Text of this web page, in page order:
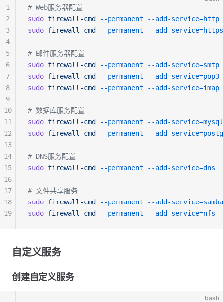
# Web服务器配置
sudo firewall-cmd --permanent --add-service=http
sudo firewall-cmd --permanent --add-service=https
# 邮件服务器配置
sudo firewall-cmd --permanent --add-service=smtp
sudo firewall-cmd --permanent --add-service=pop3
sudo firewall-cmd --permanent --add-service=imap
# 数据库服务配置
sudo firewall-cmd --permanent --add-service=mysql
sudo firewall-cmd --permanent --add-
# DNS服务配置
sudo firewall-cmd --permanent --add-service=dns
# 文件共享服务
sudo firewall-cmd --permanent --add-service=samba
sudo firewall-cmd --permanent --add-service=nfs
1
2
3
4
5
6
7
8
9
10
11
12
13
14
15
16
17
18
19
自定义服务
创建自定义服务
bash